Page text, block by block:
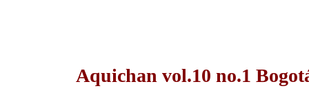
Aquichan vol.10 no.1